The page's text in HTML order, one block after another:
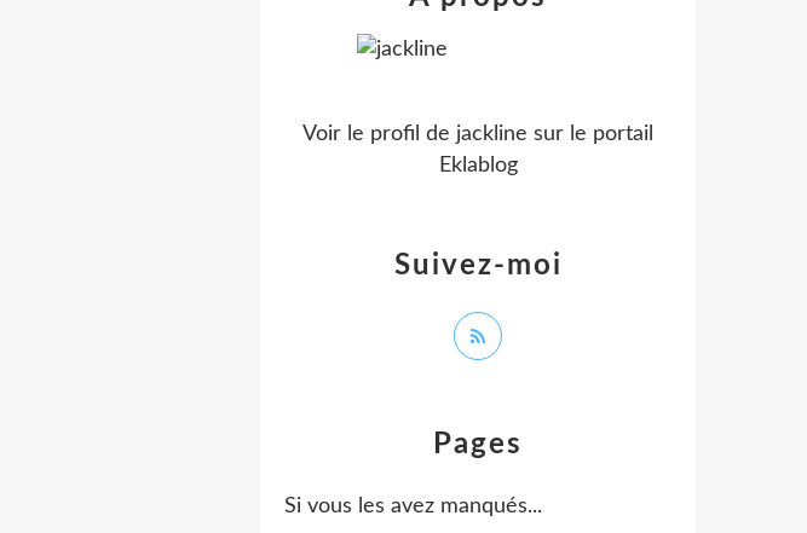
Pages
Si vous les avez manqués...
Suivez-moi
Voir le profil de jackline sur le portail
Eklablog